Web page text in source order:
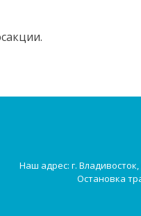
Наш адрес: г.
Остановка